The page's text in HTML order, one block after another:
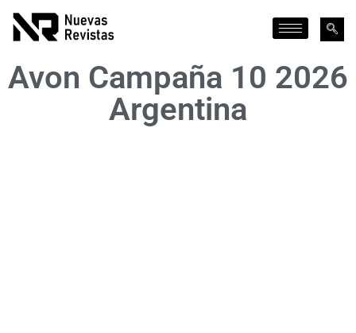
Avon Campaña 10 2026
Argentina